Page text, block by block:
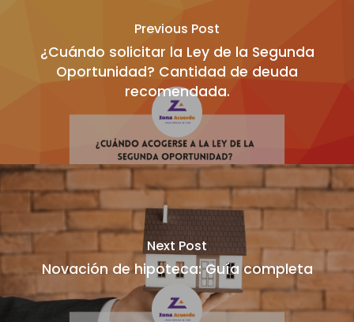
Previous Post
¿Cuándo solicitar la Ley de la Segunda
Oportunidad? Cantidad de deuda
recomendada.
Next Post
Novación de hipoteca: Guía completa